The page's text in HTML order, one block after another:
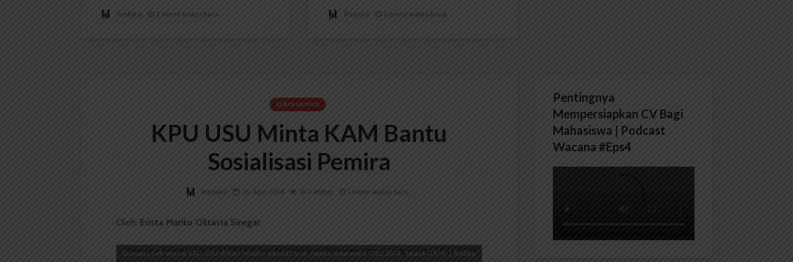
Redaksi 2 menit waktu baca Redaksi 2 menit waktu baca
BERITA KAMPUS
KPU USU Minta KAM Bantu
Sosialisasi Pemira
Redaksi 30 April 2014 180 dilihat 1 menit waktu baca
Oleh: Erista Marito Oktavia Siregar
Suasana Sekretariat KPU USU di hari terakhir pendaftaran capres-wapresma USU 2014, Selasa (29/4). | Andika
Pentingnya
Mempersiapkan CV Bagi
Mahasiswa | Podcast
Wacana #Eps4